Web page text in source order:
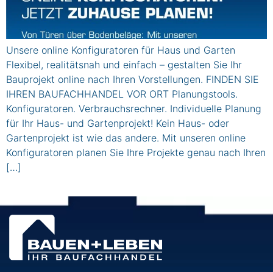
Unsere online Konfiguratoren für Haus und Garten
Flexibel, realitätsnah und einfach – gestalten Sie Ihr
Bauprojekt online nach Ihren Vorstellungen. FINDEN SIE
IHREN BAUFACHHANDEL VOR ORT Planungstools.
Konfiguratoren. Verbrauchsrechner. Individuelle Planung
für Ihr Haus- und Gartenprojekt! Kein Haus- oder
Gartenprojekt ist wie das andere. Mit unseren online
Konfiguratoren planen Sie Ihre Projekte genau nach Ihren
[…]